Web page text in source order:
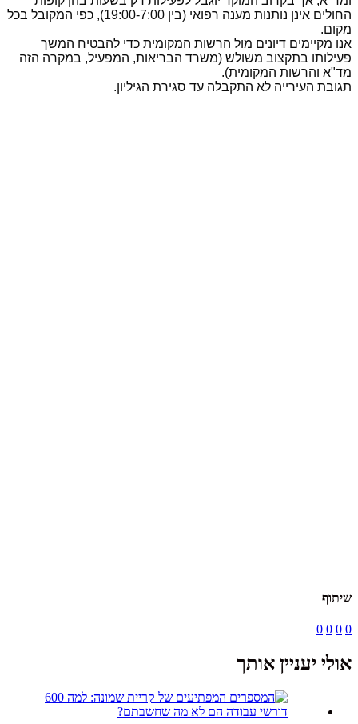
החולים אינן נותנות מענה רפואי (בין 19:00-7:00), כפי המקובל בכל
מקום.
אנו מקיימים דיונים מול הרשות המקומית כדי להבטיח המשך
פעילותו בתקצוב משולש (משרד הבריאות, המפעיל, במקרה הזה
מד"א והרשות המקומית).
תגובת העירייה לא התקבלה עד סגירת הגיליון.
שיתוף
0
0
0
0
אולי יעניין אותך